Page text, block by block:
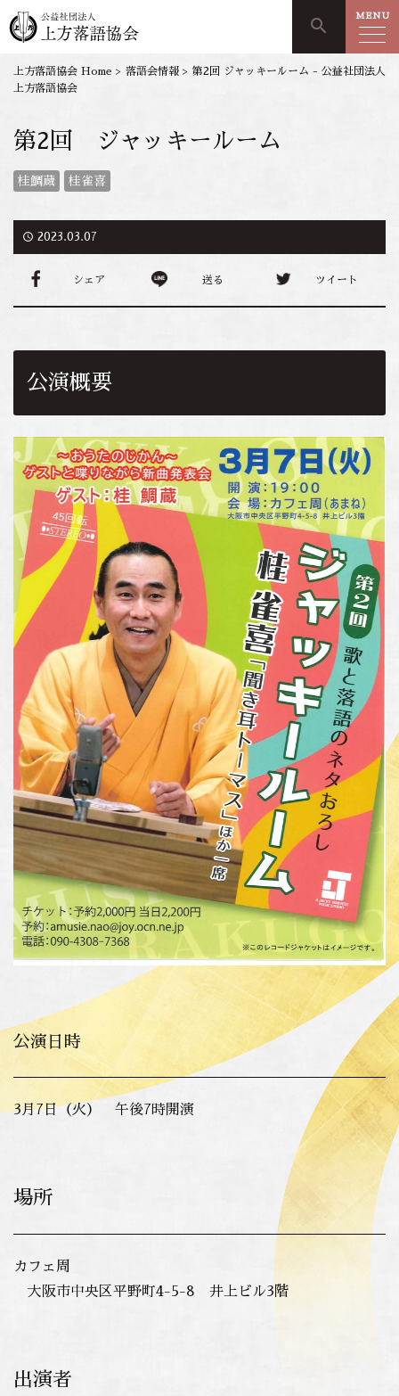
search MENU
上方落語協会 Home > 落語会情報 > 第2回 ジャッキールーム - 公益社団法人
上方落語協会
第2回 ジャッキールーム
桂鯛蔵 桂雀喜
access_time 2023.03.07
シェア 送る ツイート
公演概要
公演日時
3月7日（火） 午後7時開演
場所
カフェ周
大阪市中央区平野町4-5-8 井上ビル3階
出演者